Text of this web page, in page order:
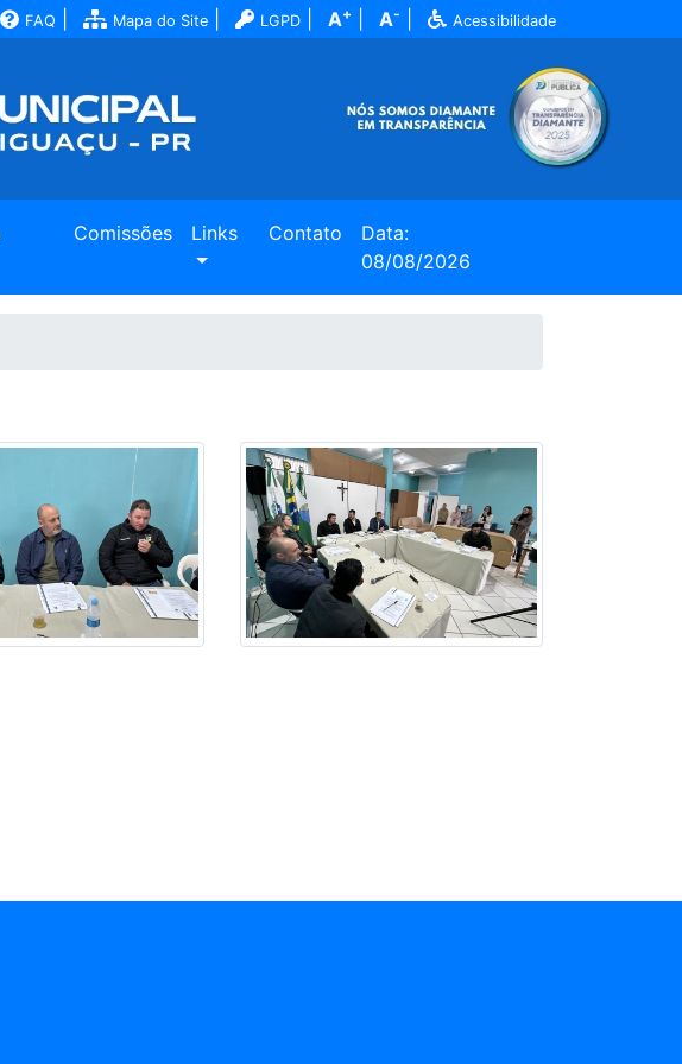
FAQ Mapa do Site LGPD A+ A- Acessibilidade
Comissões Links Contato
Data:
08/08/2026